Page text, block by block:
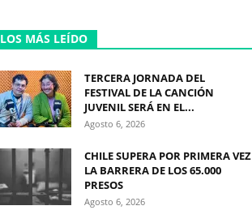
LOS MÁS LEÍDO
TERCERA JORNADA DEL
FESTIVAL DE LA CANCIÓN
JUVENIL SERÁ EN EL...
Agosto 6, 2026
CHILE SUPERA POR PRIMERA VEZ
LA BARRERA DE LOS 65.000
PRESOS
Agosto 6, 2026